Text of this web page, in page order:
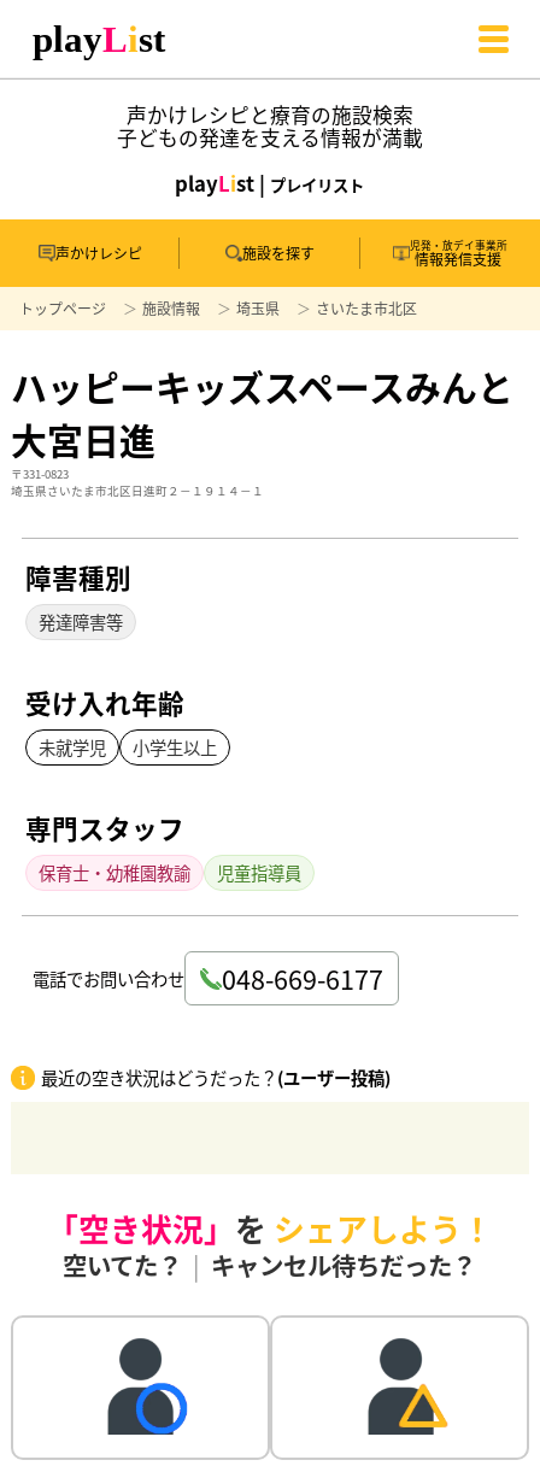
声かけレシピと療育の施設検索
子どもの発達を支える情報が満載
playList | プレイリスト
声かけレシピ 施設を探す 児発・放デイ事業所
情報発信支援
トップページ 施設情報 埼玉県 さいたま市北区
ハッピーキッズスペースみんと
大宮日進
〒331-0823
埼玉県さいたま市北区日進町２－１９１４－１
障害種別
発達障害等
受け入れ年齢
未就学児 小学生以上
専門スタッフ
保育士・幼稚園教諭 児童指導員
電話でお問い合わせ 048-669-6177
最近の空き状況はどうだった？(ユーザー投稿)
「空き状況」 を シェアしよう！
空いてた？ | キャンセル待ちだった？